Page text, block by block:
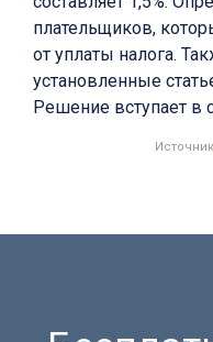
плательщиков,
от уплаты налога.
установленные
Решение вступает в